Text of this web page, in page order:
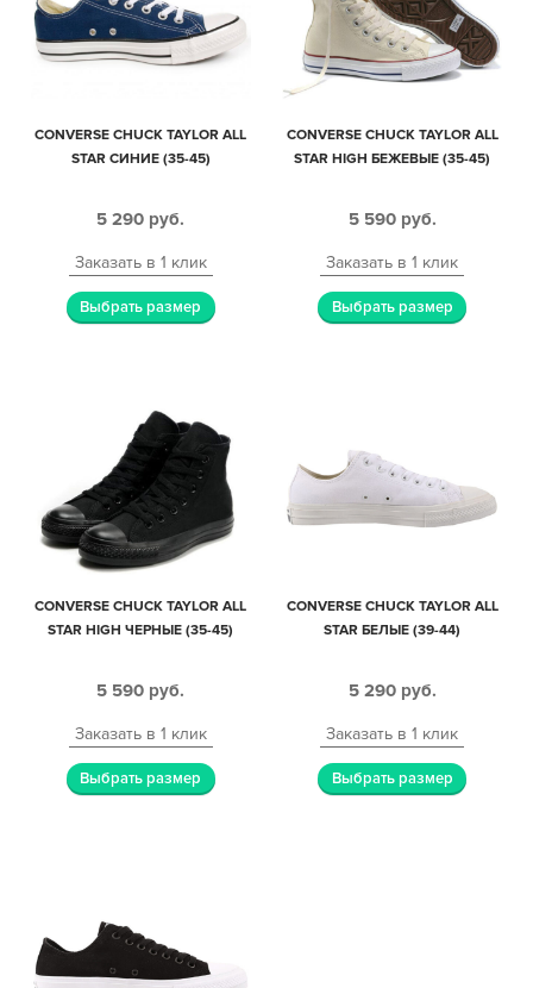
CONVERSE CHUCK TAYLOR ALL
STAR СИНИЕ (35-45)
5 290 руб.
Заказать в 1 клик
Выбрать размер
CONVERSE CHUCK TAYLOR ALL
STAR HIGH БЕЖЕВЫЕ (35-45)
5 590 руб.
Заказать в 1 клик
Выбрать размер
CONVERSE CHUCK TAYLOR ALL
STAR HIGH ЧЕРНЫЕ (35-45)
5 590 руб.
Заказать в 1 клик
Выбрать размер
CONVERSE CHUCK TAYLOR ALL
STAR БЕЛЫЕ (39-44)
5 290 руб.
Заказать в 1 клик
Выбрать размер